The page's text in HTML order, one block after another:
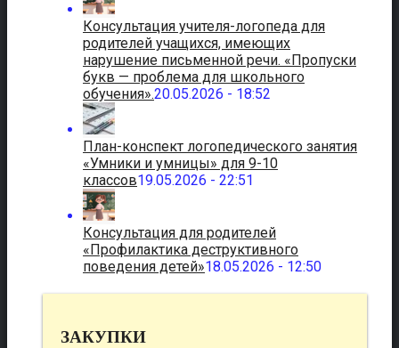
Консультация учителя-логопеда для
родителей учащихся, имеющих
нарушение письменной речи. «Пропуски
букв — проблема для школьного
обучения».20.05.2026 - 18:52
План-конспект логопедического занятия
«Умники и умницы» для 9-10
классов19.05.2026 - 22:51
Консультация для родителей
«Профилактика деструктивного
поведения детей»18.05.2026 - 12:50
ЗАКУПКИ